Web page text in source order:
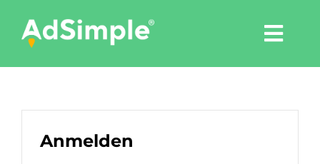
content
Anmelden